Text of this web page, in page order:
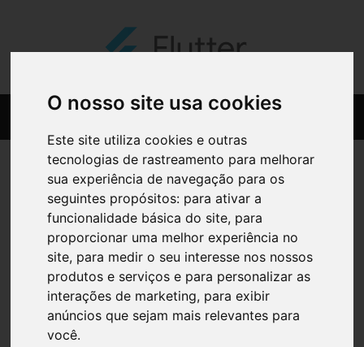
O nosso site usa cookies
Este site utiliza cookies e outras
tecnologias de rastreamento para melhorar
sua experiência de navegação para os
seguintes propósitos: para ativar a
funcionalidade básica do site, para
proporcionar uma melhor experiência no
site, para medir o seu interesse nos nossos
produtos e serviços e para personalizar as
interações de marketing, para exibir
anúncios que sejam mais relevantes para
você.